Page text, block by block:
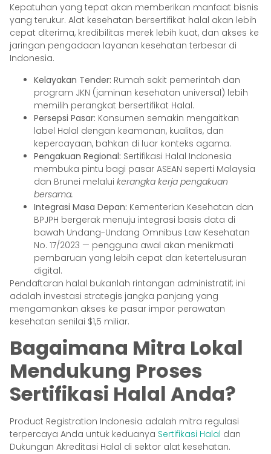
Kepatuhan yang tepat akan memberikan manfaat bisnis
yang terukur. Alat kesehatan bersertifikat halal akan lebih
cepat diterima, kredibilitas merek lebih kuat, dan akses ke
jaringan pengadaan layanan kesehatan terbesar di
Indonesia.
Kelayakan Tender: Rumah sakit pemerintah dan
program JKN (jaminan kesehatan universal) lebih
memilih perangkat bersertifikat Halal.
Persepsi Pasar: Konsumen semakin mengaitkan
label Halal dengan keamanan, kualitas, dan
kepercayaan, bahkan di luar konteks agama.
Pengakuan Regional: Sertifikasi Halal Indonesia
membuka pintu bagi pasar ASEAN seperti Malaysia
dan Brunei melalui kerangka kerja pengakuan
bersama.
Integrasi Masa Depan: Kementerian Kesehatan dan
BPJPH bergerak menuju integrasi basis data di
bawah Undang-Undang Omnibus Law Kesehatan
No. 17/2023 — pengguna awal akan menikmati
pembaruan yang lebih cepat dan ketertelusuran
digital.
Pendaftaran halal bukanlah rintangan administratif; ini
adalah investasi strategis jangka panjang yang
mengamankan akses ke pasar impor perawatan
kesehatan senilai $1,5 miliar.
Bagaimana Mitra Lokal
Mendukung Proses
Sertifikasi Halal Anda?
Product Registration Indonesia adalah mitra regulasi
terpercaya Anda untuk keduanya Sertifikasi Halal dan
Dukungan Akreditasi Halal di sektor alat kesehatan.